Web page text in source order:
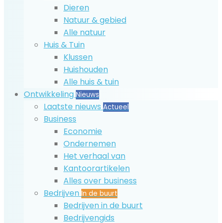
Dieren
Natuur & gebied
Alle natuur
Huis & Tuin
Klussen
Huishouden
Alle huis & tuin
Ontwikkeling Nieuws
Laatste nieuws Actueel
Business
Economie
Ondernemen
Het verhaal van
Kantoorartikelen
Alles over business
Bedrijven In de buurt
Bedrijven in de buurt
Bedrijvengids